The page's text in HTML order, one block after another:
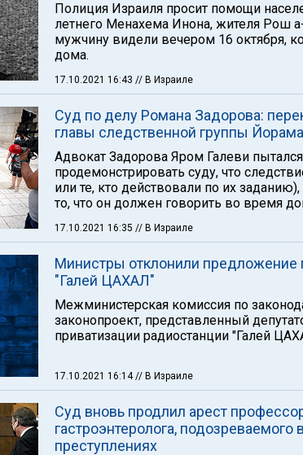
Полиция Израиля просит помощи
летнего Менахема Инона, жителя Рош
мужчину видели вечером 16 октября,
дома.
17.10.2021 16:43 // В Израиле
Суд по делу Романа Задорова:
главы следственной группы
Адвокат Задорова Яром Галеви пытался
продемонстрировать суду, что
или те, кто действовали по их
то, что он должен говорить во время
17.10.2021 16:35 // В Израиле
Министры отклонили предложение
"Галей ЦАХАЛ"
Межминистерская комиссия по
законопроект, представленный
приватизации радиостанции "Галей
17.10.2021 16:14// В Израиле
Суд вновь продлил арест
гастроэнтеролога, подозреваемого
преступлениях